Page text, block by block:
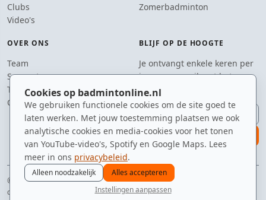
Cookies op badmintonline.nl
We gebruiken functionele cookies om de site goed te
laten werken. Met jouw toestemming plaatsen we ook
analytische cookies en media-cookies voor het tonen
van YouTube-video's, Spotify en Google Maps. Lees
meer in ons privacybeleid.
Alleen noodzakelijk
Alles accepteren
Instellingen aanpassen
Clubs
Video's
Zomerbadminton
OVER ONS
Team
Supporters
Tip de redactie
Contact
BLIJF OP DE HOOGTE
Je ontvangt enkele keren per
jaar een e-mail met het
laatste badmintonnieuws.
E-mailadres
aanmelden
© 2010–2026 badmintonline.nl · gebrouwen in Brabant, geserveerd op het
circuit
spelers ranglijst zomer